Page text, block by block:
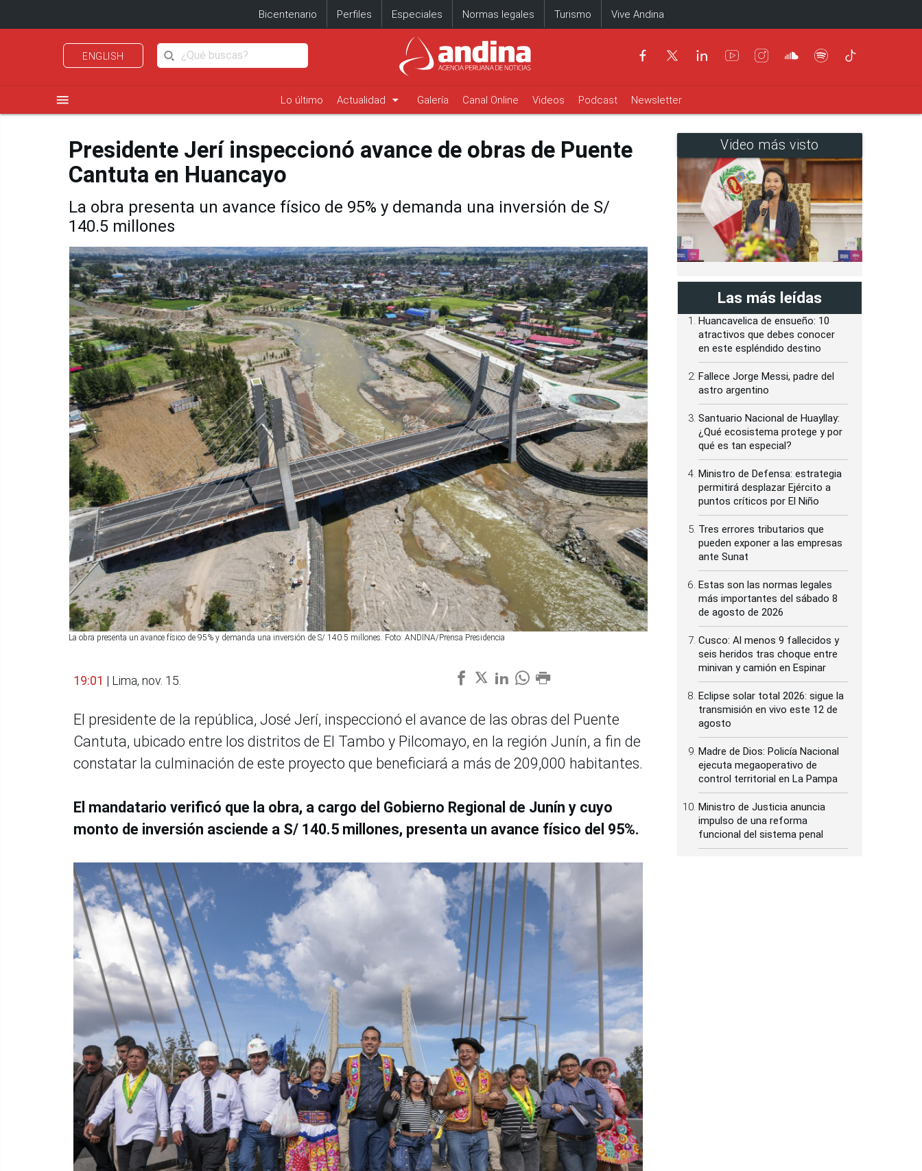
Bicentenario Perfiles Especiales Normas legales Turismo Vive Andina
ENGLISH
menu Lo último Actualidad arrow_drop_down Galería Canal Online Videos Podcast Newsletter
Presidente Jerí inspeccionó avance de obras de Puente
Cantuta en Huancayo
La obra presenta un avance físico de 95% y demanda una inversión de S/
140.5 millones
La obra presenta un avance físico de 95% y demanda una inversión de S/ 140.5 millones. Foto: ANDINA/Prensa Presidencia
19:01 | Lima, nov. 15.
El presidente de la república, José Jerí, inspeccionó el avance de las obras del Puente
Cantuta, ubicado entre los distritos de El Tambo y Pilcomayo, en la región Junín, a fin de
constatar la culminación de este proyecto que beneficiará a más de 209,000 habitantes.
El mandatario verificó que la obra, a cargo del Gobierno Regional de Junín y cuyo
monto de inversión asciende a S/ 140.5 millones, presenta un avance físico del 95%.
Video más visto
Las más leídas
Huancavelica de ensueño: 10
atractivos que debes conocer
en este espléndido destino
Fallece Jorge Messi, padre del
astro argentino
Santuario Nacional de Huayllay:
¿Qué ecosistema protege y por
qué es tan especial?
Ministro de Defensa: estrategia
permitirá desplazar Ejército a
puntos críticos por El Niño
Tres errores tributarios que
pueden exponer a las empresas
ante Sunat
Estas son las normas legales
más importantes del sábado 8
de agosto de 2026
Cusco: Al menos 9 fallecidos y
seis heridos tras choque entre
minivan y camión en Espinar
Eclipse solar total 2026: sigue la
transmisión en vivo este 12 de
agosto
Madre de Dios: Policía Nacional
ejecuta megaoperativo de
control territorial en La Pampa
Ministro de Justicia anuncia
impulso de una reforma
funcional del sistema penal